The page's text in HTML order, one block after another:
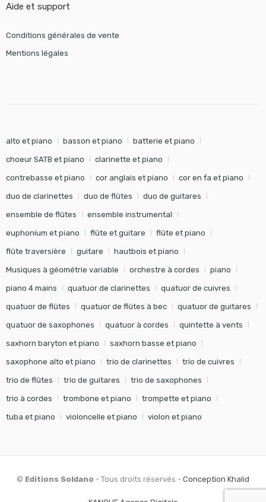
Aide et support
Conditions générales de vente
Mentions légales
alto et piano basson et piano batterie et piano
choeur SATB et piano clarinette et piano
contrebasse et piano cor anglais et piano cor en fa et piano
duo de clarinettes duo de flûtes duo de guitares
ensemble de flûtes ensemble instrumental
euphonium et piano flûte et guitare flûte et piano
flûte traversière guitare hautbois et piano
Musiques à géométrie variable orchestre à cordes piano
piano 4 mains quatuor de clarinettes quatuor de cuivres
quatuor de flûtes quatuor de flûtes à bec quatuor de guitares
quatuor de saxophones quatuor à cordes quintette à vents
saxhorn baryton et piano saxhorn basse et piano
saxophone alto et piano trio de clarinettes trio de cuivres
trio de flûtes trio de guitares trio de saxophones
trio à cordes trombone et piano trompette et piano
tuba et piano violoncelle et piano violon et piano
© Editions Soldano - Tous droits réservés - Conception Khalid